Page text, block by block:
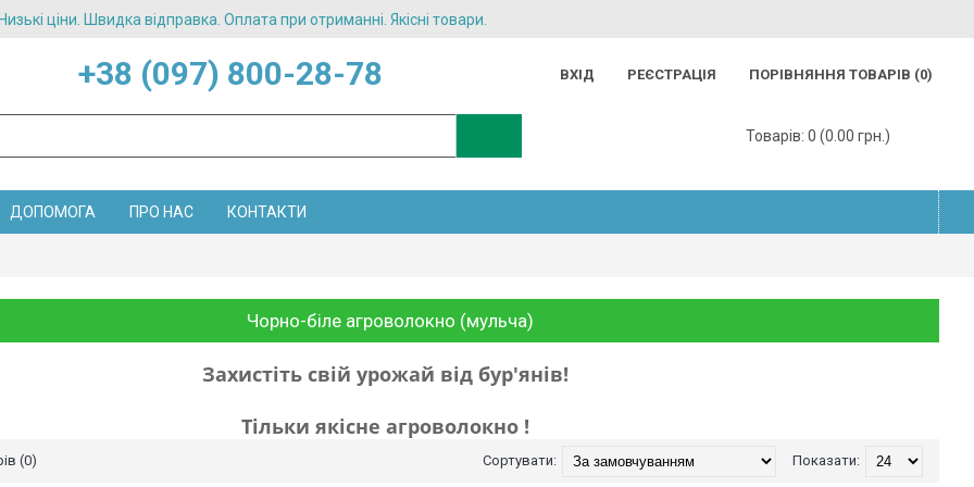
ціни. Швидка відправка. Оплата при отриманні. Якісні товари.
+38 (097) 800-28-78 ВХІД РЕЄСТРАЦІЯ ПОРІВНЯННЯ ТОВАРІВ (0)
Товарів: 0 (0.00 грн.)
ДОПОМОГА ПРО НАС КОНТАКТИ
Чорно-біле агроволокно (мульча)
Захистіть свій урожай від бур'янів!
Тільки якісне агроволокно !
(0) Показати:
Сортувати: